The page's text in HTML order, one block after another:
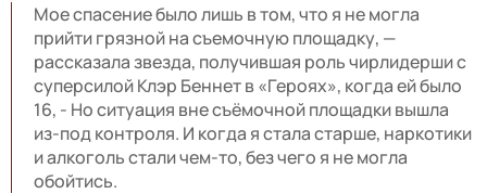
Мое спасение было лишь в том, что я не могла
прийти грязной на съемочную площадку, —
рассказала звезда, получившая роль чирлидерши с
суперсилой Клэр Беннет в «Героях», когда ей было
16, - Но ситуация вне съёмочной площадки вышла
из-под контроля. И когда я стала старше, наркотики
и алкоголь стали чем-то, без чего я не могла
обойтись.